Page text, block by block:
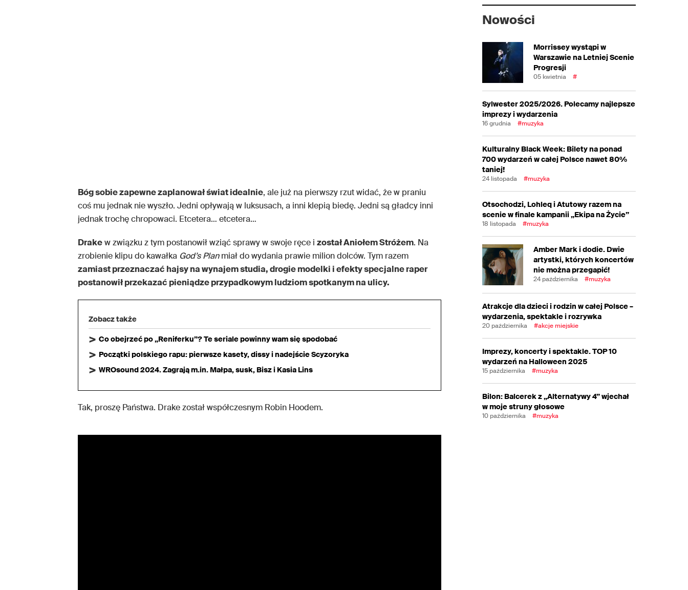
Bóg sobie zapewne zaplanował świat idealnie, ale już na pierwszy rzut widać, że w praniu
coś mu jednak nie wyszło. Jedni opływają w luksusach, a inni klepią biedę. Jedni są gładcy inni
jednak trochę chropowaci. Etcetera… etcetera…
Drakew związku z tym postanowił wziąć sprawy w swoje ręce i został Aniołem Stróżem. Na
zrobienie klipu do kawałka God’s Planmiał do wydania prawie milion dolców. Tym razem
zamiast przeznaczać hajsy na wynajem studia, drogie modelki i efekty specjalne raper
postanowił przekazać pieniądze przypadkowym ludziom spotkanym na ulicy.
Zobacz także
Co obejrzeć po „Reniferku”? Te seriale powinny wam się spodobać
Początki polskiego rapu: pierwsze kasety, dissy i nadejście Scyzoryka
WROsound 2024. Zagrają m.in. Małpa, susk, Bisz i Kasia Lins
Tak, proszę Państwa. Drake został współczesnym Robin Hoodem.
Nowości
Morrissey wystąpi w
Warszawie na Letniej Scenie
Progresji
05 kwietnia #
Sylwester 2025/2026. Polecamy najlepsze
imprezy i wydarzenia
16 grudnia #muzyka
Kulturalny Black Week: Bilety na ponad
700 wydarzeń w całej Polsce nawet 80%
taniej!
24 listopada #muzyka
Otsochodzi, Lohleq i Atutowy razem na
scenie w finale kampanii „Ekipa na Życie”
18 listopada #muzyka
Amber Mark i dodie. Dwie
artystki, których koncertów
nie można przegapić!
24 października #muzyka
Atrakcje dla dzieci i rodzin w całej Polsce –
wydarzenia, spektakle i rozrywka
20 października #akcje miejskie
Imprezy, koncerty i spektakle. TOP 10
wydarzeń na Halloween 2025
15 października #muzyka
Bilon: Balcerek z „Alternatywy 4” wjechał
w moje struny głosowe
10 października #muzyka